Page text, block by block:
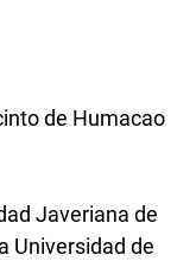
de Humacao
Javeriana de
Universidad de